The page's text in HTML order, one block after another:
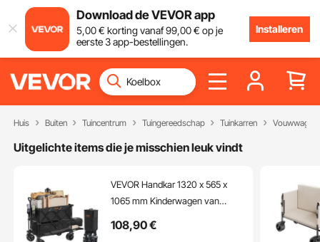
Download de VEVOR app
5,00€ korting vanaf99,00€ op je
eerste 3 app-bestellingen.
Installeren
Huis Buiten Tuincentrum Tuingereedschap Tuinkarren
Uitgelichte items die je misschien leuk vindt
VEVOR Handkar 1320 x 565 x
1065 mm Kinderwagen van
coating Strandkar waterdicht,
108,90€